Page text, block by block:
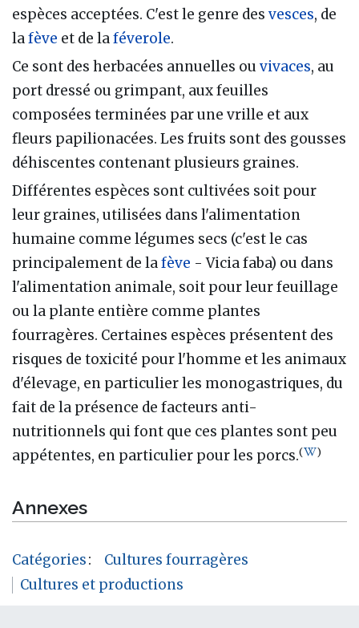
espèces acceptées. C'est le genre des vesces, de
lafève et de laféverole.
Ce sont des herbacées annuelles ou vivaces, au
port dressé ou grimpant, aux feuilles
composées terminées par une vrille et aux
fleurs papilionacées. Les fruits sont des gousses
déhiscentes contenant plusieurs graines.
Différentes espèces sont cultivées soit pour
leur graines, utilisées dans l'alimentation
humaine comme légumes secs (c'est le cas
principalement de lafève - Vicia faba) ou dans
l'alimentation animale, soit pour leur feuillage
ou la plante entière comme plantes
fourragères. Certaines espèces présentent des
risques de toxicité pour l'homme et les animaux
d'élevage, en particulier les monogastriques, du
fait de la présence de facteurs anti-
nutritionnels qui font que ces plantes sont peu
appétentes, en particulier pour les porcs.( )
Annexes
Catégories:
Cultures fourragères
Cultures et productions